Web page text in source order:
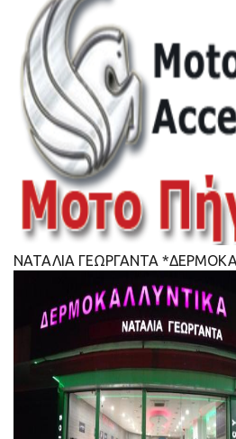
ΝΑΤΑΛΙΑ ΓΕΩΡΓΑΝΤΑ